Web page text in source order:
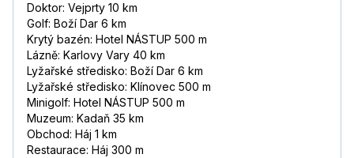
Doktor: Vejprty 10 km
Golf: Boží Dar 6 km
Krytý bazén: Hotel NÁSTUP 500 m
Lázně: Karlovy Vary 40 km
Lyžařské středisko: Boží Dar 6 km
Lyžařské středisko: Klínovec 500 m
Minigolf: Hotel NÁSTUP 500 m
Muzeum: Kadaň 35 km
Obchod: Háj 1 km
Restaurace: Háj 300 m